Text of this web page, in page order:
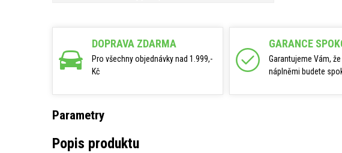
DOPRAVA ZDARMA
Pro všechny objednávky nad 1.999,-
Kč
GARANCE
Garantujeme Vám,
náplněmi budete
Parametry
Popis produktu